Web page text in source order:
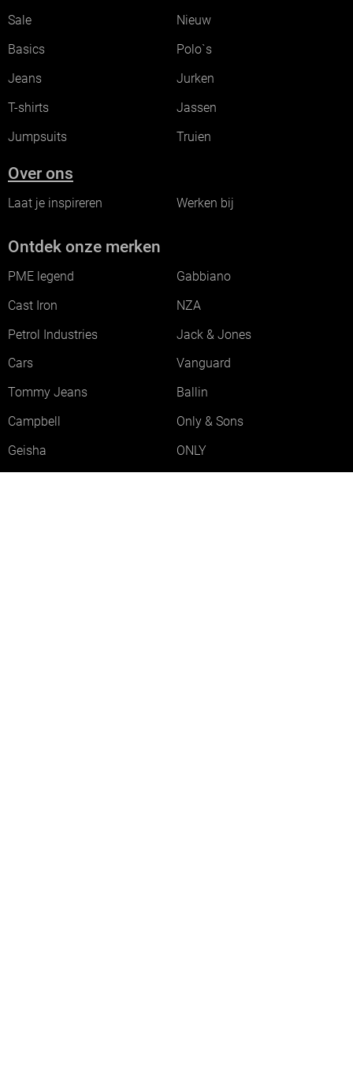
Sale
Nieuw
Basics
Polo`s
Jeans
Jurken
T-shirts
Jassen
Jumpsuits
Truien
Over ons
Laat je inspireren Werken bij
Ontdek onze merken
PME legend
Gabbiano
Cast Iron
NZA
Petrol Industries
Jack & Jones
Cars
Vanguard
Tommy Jeans
Ballin
Campbell
Only & Sons
Geisha
ONLY